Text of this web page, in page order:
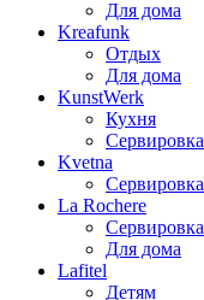
Для дома
Kreafunk
Отдых
Для дома
KunstWerk
Кухня
Сервировка
Kvetna
Сервировка
La Rochere
Сервировка
Для дома
Lafitel
Детям